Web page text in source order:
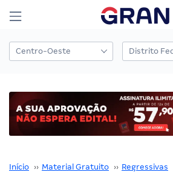
Início ›› Material Gratuito ›› Regressivas